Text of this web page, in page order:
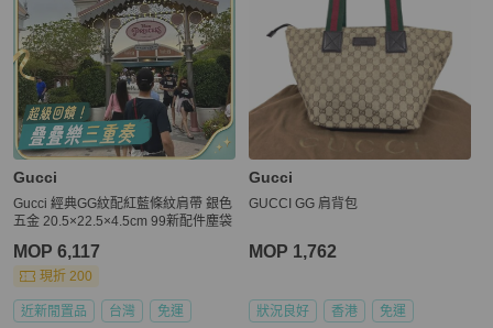
Gucci
Gucci 經典GG紋配紅藍條紋肩帶 銀色
五金 20.5×22.5×4.5cm 99新配件塵袋
MOP 6,117
現折 200
近新閒置品 台灣 免運
Gucci
GUCCI GG 肩背包
MOP 1,762
狀況良好 香港 免運